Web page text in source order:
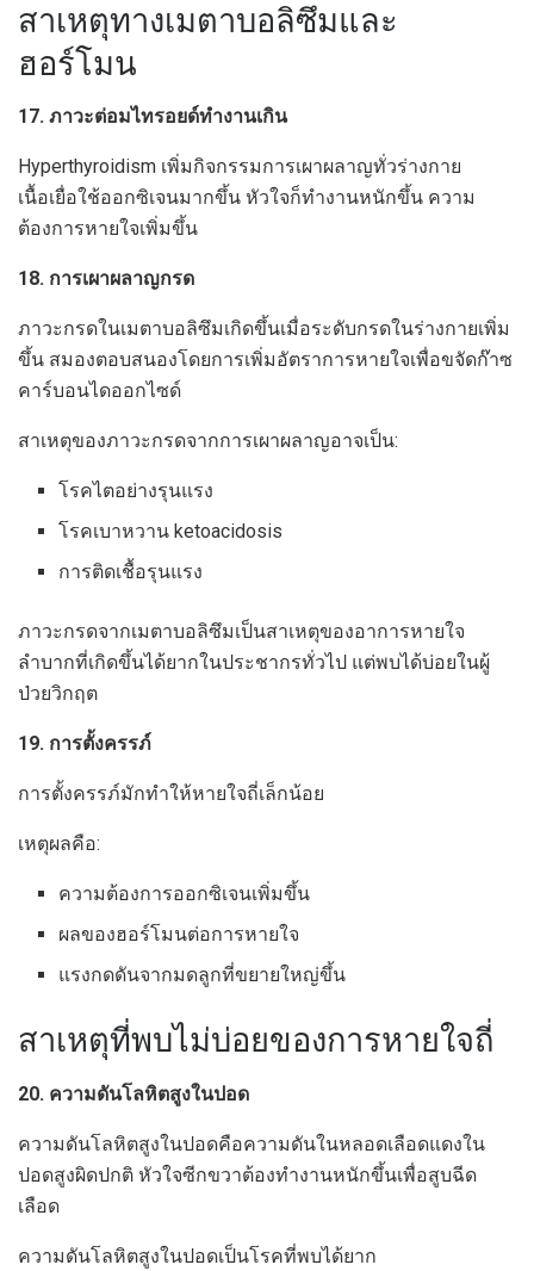
สาเหตุทางเมตาบอลิซึมและ
ฮอร์โมน
17. ภาวะต่อมไทรอยด์ทำงานเกิน
Hyperthyroidism เพิ่มกิจกรรมการเผาผลาญทั่วร่างกาย
เนื้อเยื่อใช้ออกซิเจนมากขึ้น หัวใจก็ทำงานหนักขึ้น ความ
ต้องการหายใจเพิ่มขึ้น
18. การเผาผลาญกรด
ภาวะกรดในเมตาบอลิซึมเกิดขึ้นเมื่อระดับกรดในร่างกายเพิ่ม
ขึ้น สมองตอบสนองโดยการเพิ่มอัตราการหายใจเพื่อขจัดก๊าซ
คาร์บอนไดออกไซด์
สาเหตุของภาวะกรดจากการเผาผลาญอาจเป็น:
โรคไตอย่างรุนแรง
โรคเบาหวาน ketoacidosis
การติดเชื้อรุนแรง
ภาวะกรดจากเมตาบอลิซึมเป็นสาเหตุของอาการหายใจ
ลำบากที่เกิดขึ้นได้ยากในประชากรทั่วไป แต่พบได้บ่อยในผู้
ป่วยวิกฤต
19. การตั้งครรภ์
การตั้งครรภ์มักทำให้หายใจถี่เล็กน้อย
เหตุผลคือ:
ความต้องการออกซิเจนเพิ่มขึ้น
ผลของฮอร์โมนต่อการหายใจ
แรงกดดันจากมดลูกที่ขยายใหญ่ขึ้น
สาเหตุที่พบไม่บ่อยของการหายใจถี่
20. ความดันโลหิตสูงในปอด
ความดันโลหิตสูงในปอดคือความดันในหลอดเลือดแดงใน
ปอดสูงผิดปกติ หัวใจซีกขวาต้องทำงานหนักขึ้นเพื่อสูบฉีด
เลือด
ความดันโลหิตสูงในปอดเป็นโรคที่พบได้ยาก